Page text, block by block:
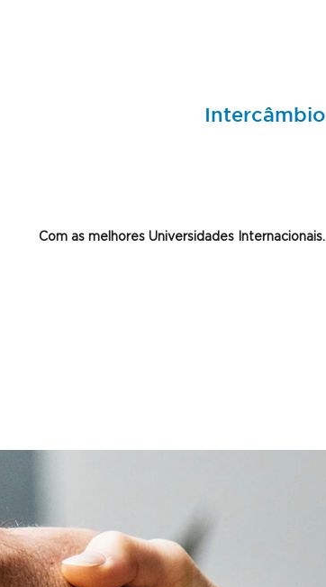
Intercâmbio
Com as melhores Universidades Internacionais.